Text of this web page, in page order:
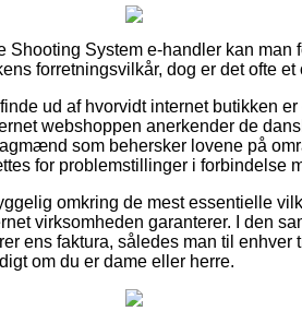
Shooting System e-handler kan
forretningsvilkår, dog er det ofte et
ud af hvorvidt internet butikken
webshoppen anerkender de
som behersker lovene på
for problemstillinger i forbindelse
omkring de mest essentielle
virksomheden garanterer. I den
ens faktura, således man til
om du er dame eller herre.